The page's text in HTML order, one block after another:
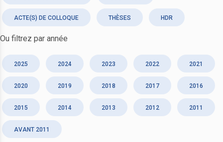
ACTE(S) DE COLLOQUE THÈSES HDR
Ou filtrez par année
2025 2024 2023 2022 2021
2020 2019 2018 2017 2016
2015 2014 2013 2012 2011
AVANT 2011